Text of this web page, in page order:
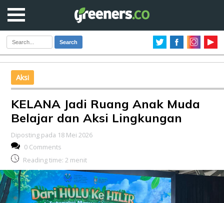
Search
Aksi
KELANA Jadi Ruang Anak Muda
Belajar dan Aksi Lingkungan
Diposting pada 18 Mei 2026
0 Comments
Reading time: 2 menit